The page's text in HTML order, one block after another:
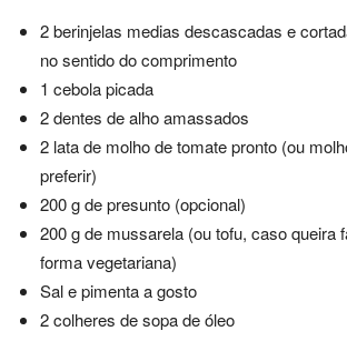
2 berinjelas medias descascadas e
no sentido do comprimento
1 cebola picada
2 dentes de alho amassados
2 lata de molho de tomate pronto (ou
preferir)
200 g de presunto (opcional)
200 g de mussarela (ou tofu, caso queira
forma vegetariana)
Sal e pimenta a gosto
2 colheres de sopa de óleo